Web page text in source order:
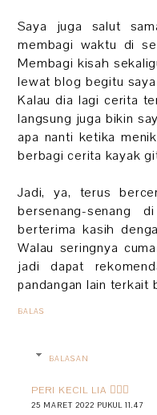
Saya juga salut
membagi waktu di
Membagi kisah
lewat blog begitu
Kalau dia lagi cerita
langsung juga bikin
apa nanti ketika
berbagi cerita kayak
Jadi, ya, terus
bersenang-senang
berterima kasih
Walau seringnya
jadi dapat
pandangan lain terkait
BALAS
BALASAN
PERI KECIL LIA 🧚🏻‍♀️
25 MARET 2022 PUKUL 11.47